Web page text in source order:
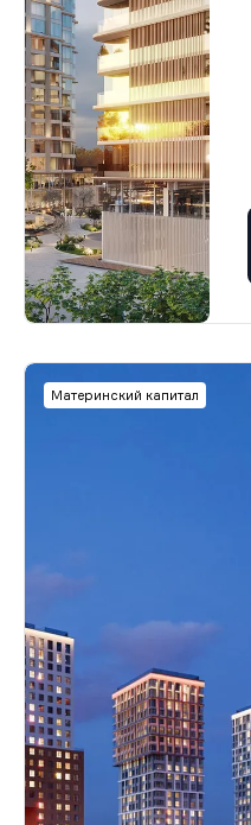
Материнский капитал